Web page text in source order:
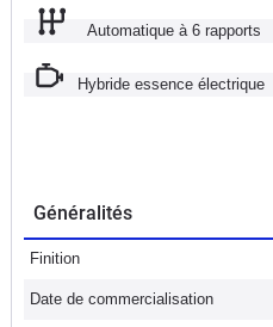
Automatique à 6 rapports
Hybride essence électrique
Généralités
Finition
Date de commercialisation